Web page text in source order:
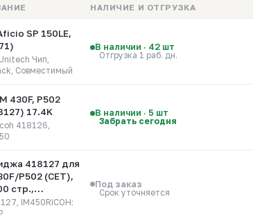
НАЛИЧИЕ И ОТГРУЗКА
SP 150LE,
Чип,
Совместимый
В наличии · 42 шт
Отгрузка 1 раб. дн.
430F, P502
17.4K
418126,
В наличии · 5 шт
Забрать сегодня
418127 для
P502 (CET),
стр.,
IM450RICOH:
Под заказ
Срок уточняется